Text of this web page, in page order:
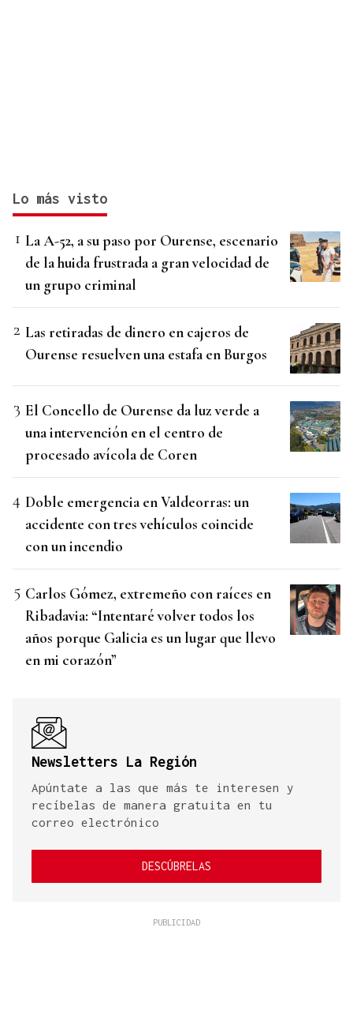
Lo más visto
La A-52, a su paso por Ourense, escenario
de la huida frustrada a gran velocidad de
un grupo criminal
Las retiradas de dinero en cajeros de
Ourense resuelven una estafa en Burgos
El Concello de Ourense da luz verde a
una intervención en el centro de
procesado avícola de Coren
Doble emergencia en Valdeorras: un
accidente con tres vehículos coincide
con un incendio
Carlos Gómez, extremeño con raíces en
Ribadavia: “Intentaré volver todos los
años porque Galicia es un lugar que llevo
en mi corazón”
Newsletters La Región
Apúntate a las que más te interesen y
recíbelas de manera gratuita en tu
correo electrónico
DESCÚBRELAS